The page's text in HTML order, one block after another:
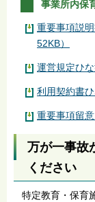
事業所内保
重要事項説
52KB）
運営規定ひ
利用契約書
重要事項留
万が一事故
ください
特定教育・保育